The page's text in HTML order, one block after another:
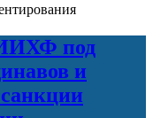
под
и